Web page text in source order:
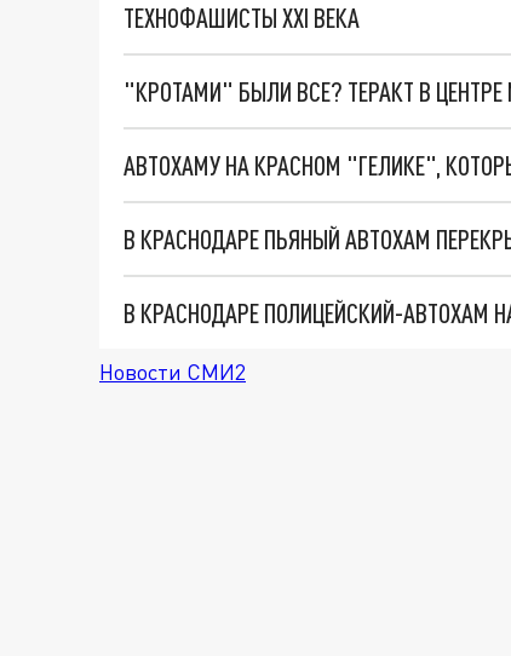
ТЕХНОФАШИСТЫ XXI ВЕКА
"КРОТАМИ" БЫЛИ ВСЕ? ТЕРАКТ В
В КРАСНОДАРЕ ПОЛИЦЕЙСКИЙ-АВТОХАМ
Новости СМИ2